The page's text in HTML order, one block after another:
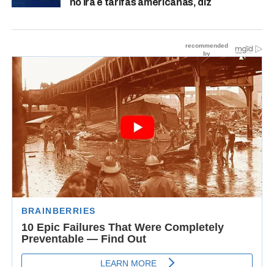
no Irã e tarifas americanas, diz